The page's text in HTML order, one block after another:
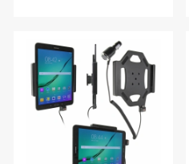
Plus/8 Plus/X/Xs/Xs
Max